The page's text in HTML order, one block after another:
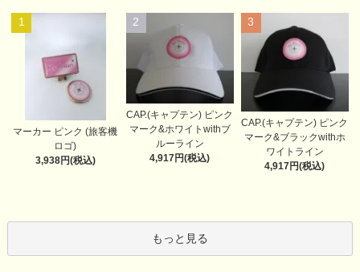
1
マーカー ピンク (旅客機
ロゴ)
3,938円(税込)
2
CAP.(キャプテン) ピンク
マーク&ホワイトwithブ
ルーライン
4,917円(税込)
3
CAP.(キャプテン) ピンク
マーク&ブラックwithホ
ワイトライン
4,917円(税込)
もっと見る